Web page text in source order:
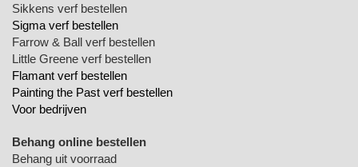
Sikkens verf bestellen
Sigma verf bestellen
Farrow & Ball verf bestellen
Little Greene verf bestellen
Flamant verf bestellen
Painting the Past verf bestellen
Voor bedrijven
Behang online bestellen
Behang uit voorraad